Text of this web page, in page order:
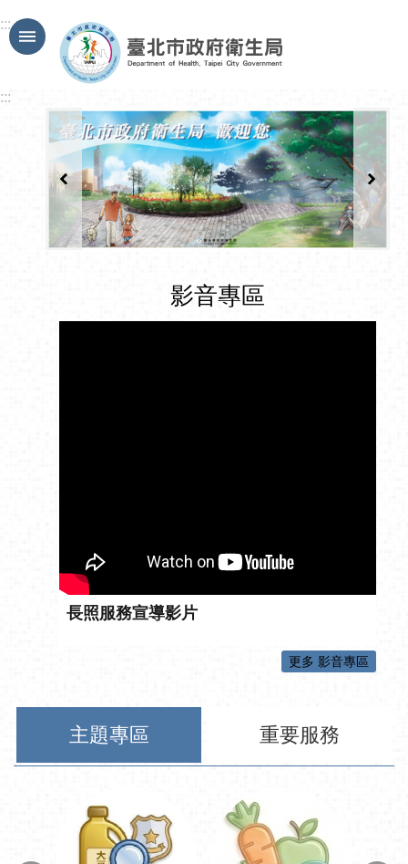
跳到主要內容區塊
:::
:::
影音專區
長照服務宣導影片
更多 影音專區
主題專區 重要服務